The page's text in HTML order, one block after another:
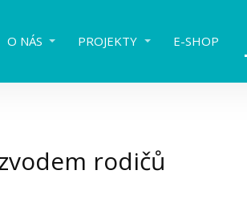
O NÁS PROJEKTY E-SHOP
rodičů